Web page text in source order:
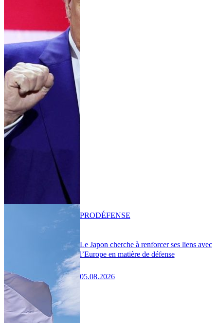
Le Japon cherche à renforcer ses liens avec
l’Europe en matière de défense
05.08.2026
PRODÉFENSE